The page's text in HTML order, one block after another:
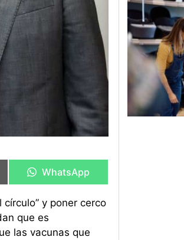
en
WhatsApp
y poner cerco
que es
las vacunas que
en